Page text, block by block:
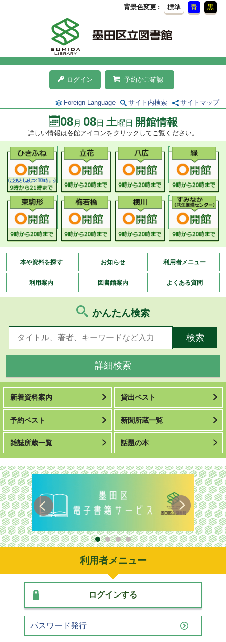
背景色変更 標準 青 黒
ログイン 予約かご確認
Foreign Language サイト内検索 サイトマップ
08月 08日 土曜日 開館情報
詳しい情報は各館アイコンをクリックしてご覧ください。
本や資料を探す お知らせ 利用者メニュー
利用案内 図書館案内 よくある質問
かんたん検索
詳細検索
新着資料案内 貸出ベスト
予約ベスト 新聞所蔵一覧
雑誌所蔵一覧 話題の本
利用者メニュー
ログインする
パスワード発行